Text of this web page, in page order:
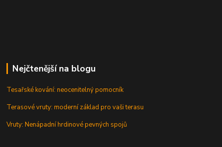
Nejčtenější na blogu
Tesařské kování: neocenitelný pomocník
Terasové vruty: moderní základ pro vaši terasu
Vruty: Nenápadní hrdinové pevných spojů